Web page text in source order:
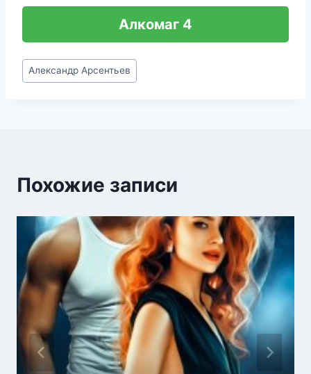
Алкомаг 4
Метки
записи:
Александр Арсентьев
Похожие записи